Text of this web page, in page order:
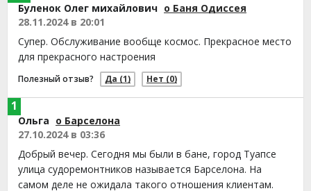
Буленок Олег михайлович о Баня Одиссея
28.11.2024 в 20:01
Супер. Обслуживание вообще космос. Прекрасное место
для прекрасного настроения
Полезный отзыв? Да (1) Нет (0)
Ольга о Барселона
27.10.2024 в 03:36
Добрый вечер. Сегодня мы были в бане, город Туапсе
улица судоремонтников называется Барселона. На
самом деле не ожидала такого отношения клиентам.
1